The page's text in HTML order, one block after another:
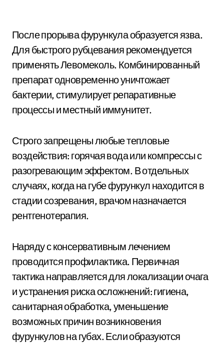
После прорыва фурункула образуется язва.
Для быстрого рубцевания рекомендуется
применять Левомеколь. Комбинированный
препарат одновременно уничтожает
бактерии, стимулирует репаративные
процессы и местный иммунитет.
Строго запрещены любые тепловые
воздействия: горячая вода или компрессы с
разогревающим эффектом. В отдельных
случаях, когда на губе фурункул находится в
стадии созревания, врачом назначается
рентгенотерапия.
Наряду с консервативным лечением
проводится профилактика. Первичная
тактика направляется для локализации очага
и устранения риска осложнений: гигиена,
санитарная обработка, уменьшение
возможных причин возникновения
фурункулов на губах. Если образуются